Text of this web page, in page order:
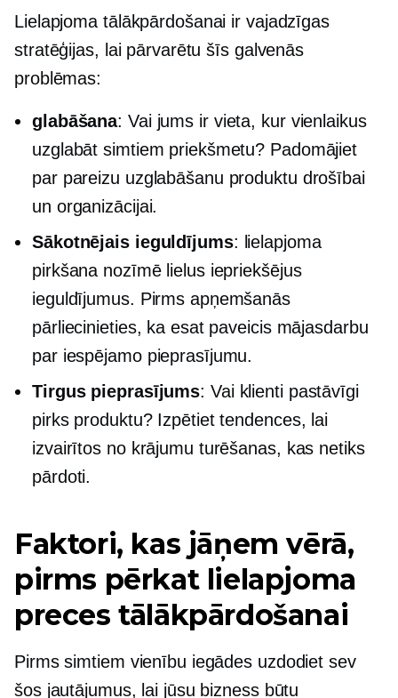
Lielapjoma tālākpārdošanai ir vajadzīgas
stratēģijas, lai pārvarētu šīs galvenās
problēmas:
glabāšana: Vai jums ir vieta, kur vienlaikus
uzglabāt simtiem priekšmetu? Padomājiet
par pareizu uzglabāšanu produktu drošībai
un organizācijai.
Sākotnējais ieguldījums: lielapjoma
pirkšana nozīmē lielus iepriekšējus
ieguldījumus. Pirms apņemšanās
pārliecinieties, ka esat paveicis mājasdarbu
par iespējamo pieprasījumu.
Tirgus pieprasījums: Vai klienti pastāvīgi
pirks produktu? Izpētiet tendences, lai
izvairītos no krājumu turēšanas, kas netiks
pārdoti.
Faktori, kas jāņem vērā,
pirms pērkat lielapjoma
preces tālākpārdošanai
Pirms simtiem vienību iegādes uzdodiet sev
šos jautājumus, lai jūsu bizness būtu